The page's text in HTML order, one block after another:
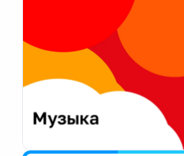
Екатеринбург
Калининград
Калуга